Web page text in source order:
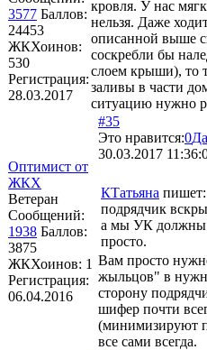
3577 Баллов:
24453
ЖКХоинов:
530
Регистрация:
28.03.2017
кровля. У нас
нельзя. Даже
описанной выше
соскребли бы
слоем крыши), то
заливы в части
ситуацию нужно
Оптимист от
ЖКХ
Ветеран
Сообщений:
1938 Баллов:
3875
ЖКХоинов: 1
Регистрация:
06.04.2016
#35
Это нравится:0Да
30.03.2017
КТатьяна пишет:
подрядчик
а мы УК должны
просто.
Вам просто
жыльцов" в
сторону
шифер почти
(минимизируют
все сами всегда.